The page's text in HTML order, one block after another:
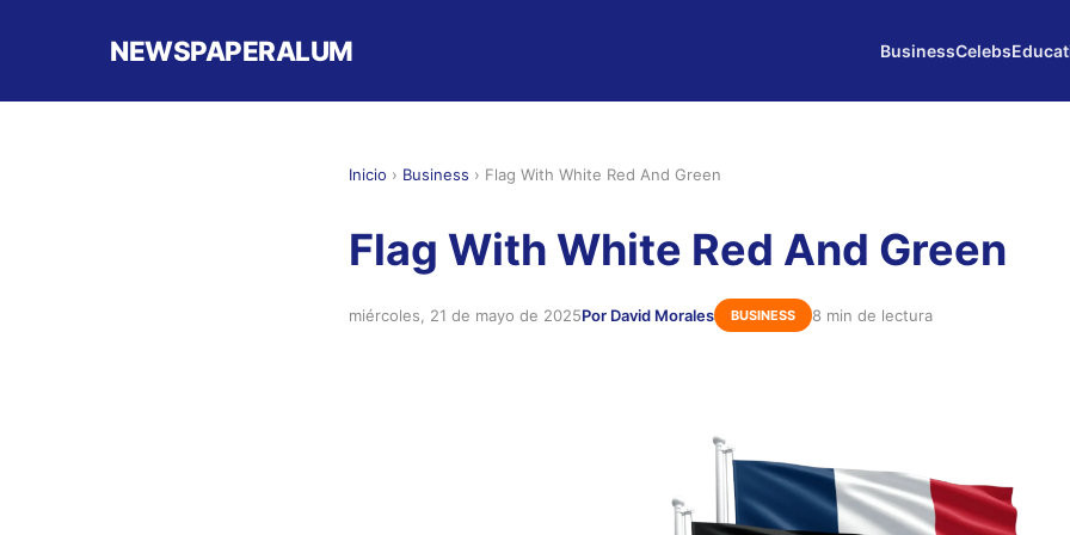
NEWSPAPERALUM BusinessCelebs
Inicio › Business › Flag With White Red And Green
Flag With White Red And Green
miércoles, 21 de mayo de 2025Por David Morales BUSINESS 8 min de lectura